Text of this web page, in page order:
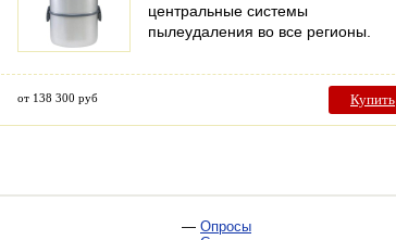
центральные системы
пылеудаления во все регионы.
от 138 300 руб Купить
— Опросы